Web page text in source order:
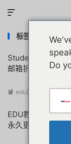

标签：edu邮箱
邮箱折扣申请注册
 edu国外优惠
EDU教育网邮箱
永久更新）
Do